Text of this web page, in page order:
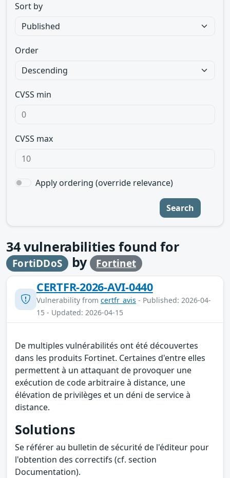
Sort by
Order
CVSS min
CVSS max
Apply ordering (override relevance)
Search
34vulnerabilities found for
FortiDDoS by Fortinet
CERTFR-2026-AVI-0440
Vulnerability from certfr_avis - Published: 2026-04-
15 - Updated: 2026-04-15
De multiples vulnérabilités ont été découvertes
dans les produits Fortinet. Certaines d'entre elles
permettent à un attaquant de provoquer une
exécution de code arbitraire à distance, une
élévation de privilèges et un déni de service à
distance.
Solutions
Se référer au bulletin de sécurité de l'éditeur pour
l'obtention des correctifs (cf. section
Documentation).